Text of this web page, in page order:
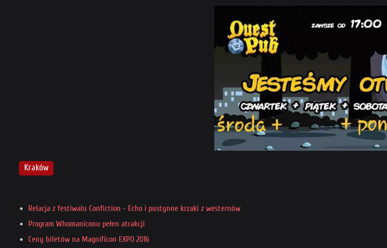
Kraków
Relacja z festiwalu Confiction - Echo i pustynne krzaki z westernów
Program Whomaniconu pełen atrakcji
Ceny biletów na Magnificon EXPO 2016